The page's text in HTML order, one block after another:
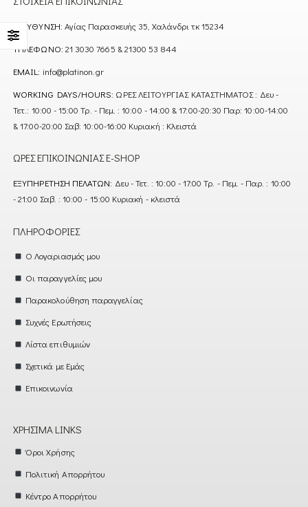
ΔΙΕΎΘΥΝΣΗ: Αγίας Παρασκευής 35, Χαλάνδρι τκ 15234
ΤΗΛΈΦΩΝΟ: 21 3030 7665 & 21300 53 844
EMAIL: info@platinon.gr
WORKING DAYS/HOURS: ΩΡΕΣ ΛΕΙΤΟΥΡΓΙΑΣ ΚΑΤΑΣΤΗΜΑΤΟΣ : Δευ -
Τετ.: 10:00 - 15:00 Τρ. - Πεμ. : 10:00 - 14:00 & 17:00-20:30 Παρ: 10:00-14:00
& 17:00-20:00 Σαβ: 10:00-16:00 Κυριακή : Κλειστά
ΏΡΕΣ ΕΠΙΚΟΙΝΩΝΊΑΣ E-SHOP
ΕΞΥΠΗΡΈΤΗΣΗ ΠΕΛΑΤΏΝ: Δευ - Τετ. : 10:00 - 17:00 Τρ. - Πεμ. - Παρ. : 10:00
- 21:00 Σαβ. : 10:00 - 15:00 Κυριακή - κλειστά
ΠΛΗΡΟΦΟΡΊΕΣ
Ο Λογαριασμός μου
Οι παραγγελίες μου
Παρακολούθηση παραγγελίας
Συχνές Ερωτήσεις
Λίστα επιθυμιών
Σχετικά με Εμάς
Επικοινωνία
ΧΡΉΣΙΜΑ LINKS
Όροι Χρήσης
Πολιτική Απορρήτου
Κέντρο Απορρήτου